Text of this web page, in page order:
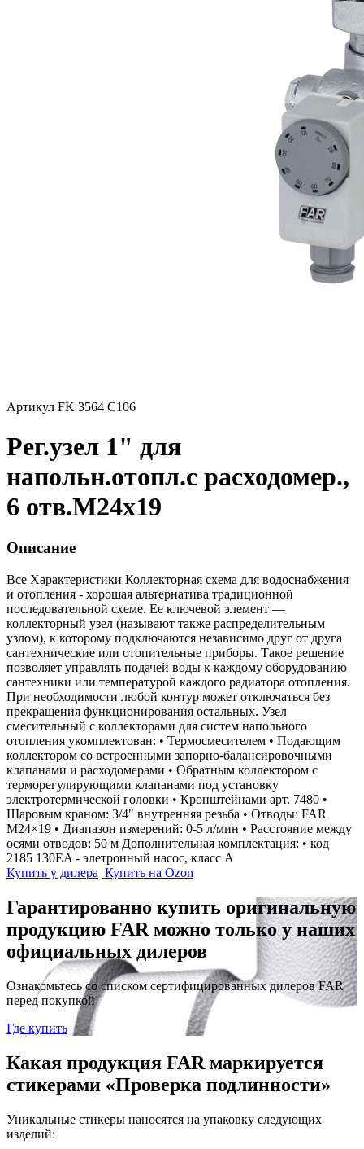
Артикул FK 3564 C106
Рег.узел 1" для
напольн.отопл.с расходомер.,
6 отв.М24х19
Описание
Все Характеристики Коллекторная схема для водоснабжения
и отопления - хорошая альтернатива традиционной
последовательной схеме. Ее ключевой элемент —
коллекторный узел (называют также распределительным
узлом), к которому подключаются независимо друг от друга
сантехнические или отопительные приборы. Такое решение
позволяет управлять подачей воды к каждому оборудованию
сантехники или температурой каждого радиатора отопления.
При необходимости любой контур может отключаться без
прекращения функционирования остальных. Узел
смесительный с коллекторами для систем напольного
отопления укомплектован: • Термосмесителем • Подающим
коллектором со встроенными запорно-балансировочными
клапанами и расходомерами • Обратным коллектором с
терморегулирующими клапанами под установку
электротермической головки • Кронштейнами арт. 7480 •
Шаровым краном: 3/4" внутренняя резьба • Отводы: FAR
М24×19 • Диапазон измерений: 0-5 л/мин • Расстояние между
осями отводов: 50 м Дополнительная комплектация: • код
2185 130EA - элетронный насос, класс A
Купить у дилера Купить на Ozon
Гарантированно купить оригинальную
продукцию FAR можно только у наших
официальных дилеров
Ознакомьтесь со списком сертифицированных дилеров FAR
перед покупкой
Где купить
Какая продукция FAR маркируется
стикерами «Проверка подлинности»
Уникальные стикеры наносятся на упаковку следующих
изделий: